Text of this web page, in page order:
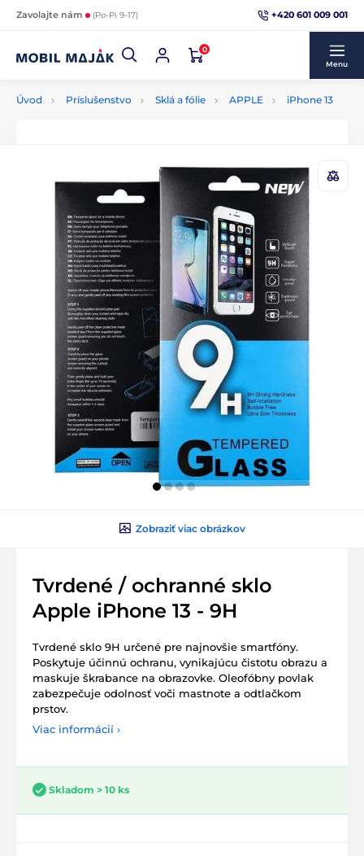
Zavolajte nám (Po-Pi 9-17) +420 601 009 001
0
Menu
Úvod Príslušenstvo Sklá a fólie APPLE iPhone 13
Zobraziť viac obrázkov
Tvrdené / ochranné sklo
Apple iPhone 13 - 9H
Tvrdené sklo 9H určené pre najnovšie smartfóny.
Poskytuje účinnú ochranu, vynikajúcu čistotu obrazu a
maskuje škrabance na obrazovke. Oleofóbny povlak
zabezpečuje odolnosť voči mastnote a odtlačkom
prstov.
Viac informácií ›
Skladom > 10 ks